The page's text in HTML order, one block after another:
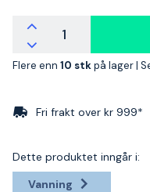
Flere enn 10 stkpå lager |
Fri frakt over kr 999*
Dette produktet inngår i:
Vanning